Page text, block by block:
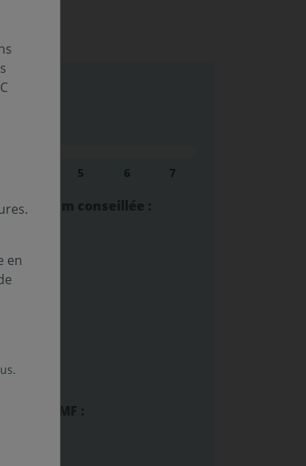
Niveau
5 Niveau
6 Niveau
7
minimum conseillée :
:
AMF :
en